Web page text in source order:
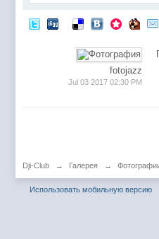
fotojazz
Jul 03 2017 02:30 PM
Dji-Club → Галерея →
Использовать мобильную версию